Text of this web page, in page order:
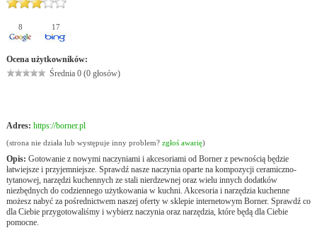
8 17
Ocena użytkowników:
Średnia 0 (0 głosów)
Adres: https://borner.pl
(strona nie działa lub występuje inny problem? zgłoś awarię)
Opis: Gotowanie z nowymi naczyniami i akcesoriami od Borner z pewnością będzie
łatwiejsze i przyjemniejsze. Sprawdź nasze naczynia oparte na kompozycji ceramiczno-
tytanowej, narzędzi kuchennych ze stali nierdzewnej oraz wielu innych dodatków
niezbędnych do codziennego użytkowania w kuchni. Akcesoria i narzędzia kuchenne
możesz nabyć za pośrednictwem naszej oferty w sklepie internetowym Borner. Sprawdź co
dla Ciebie przygotowaliśmy i wybierz naczynia oraz narzędzia, które będą dla Ciebie
pomocne.